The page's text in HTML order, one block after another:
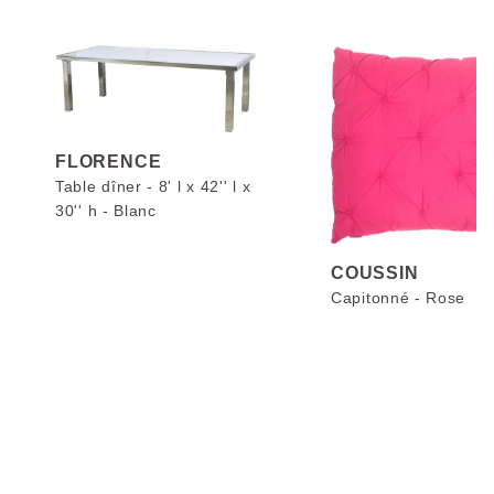
FLORENCE
Table dîner - 8' l x 42'' l x
30'' h - Blanc
COUSSIN
Capitonné - Rose